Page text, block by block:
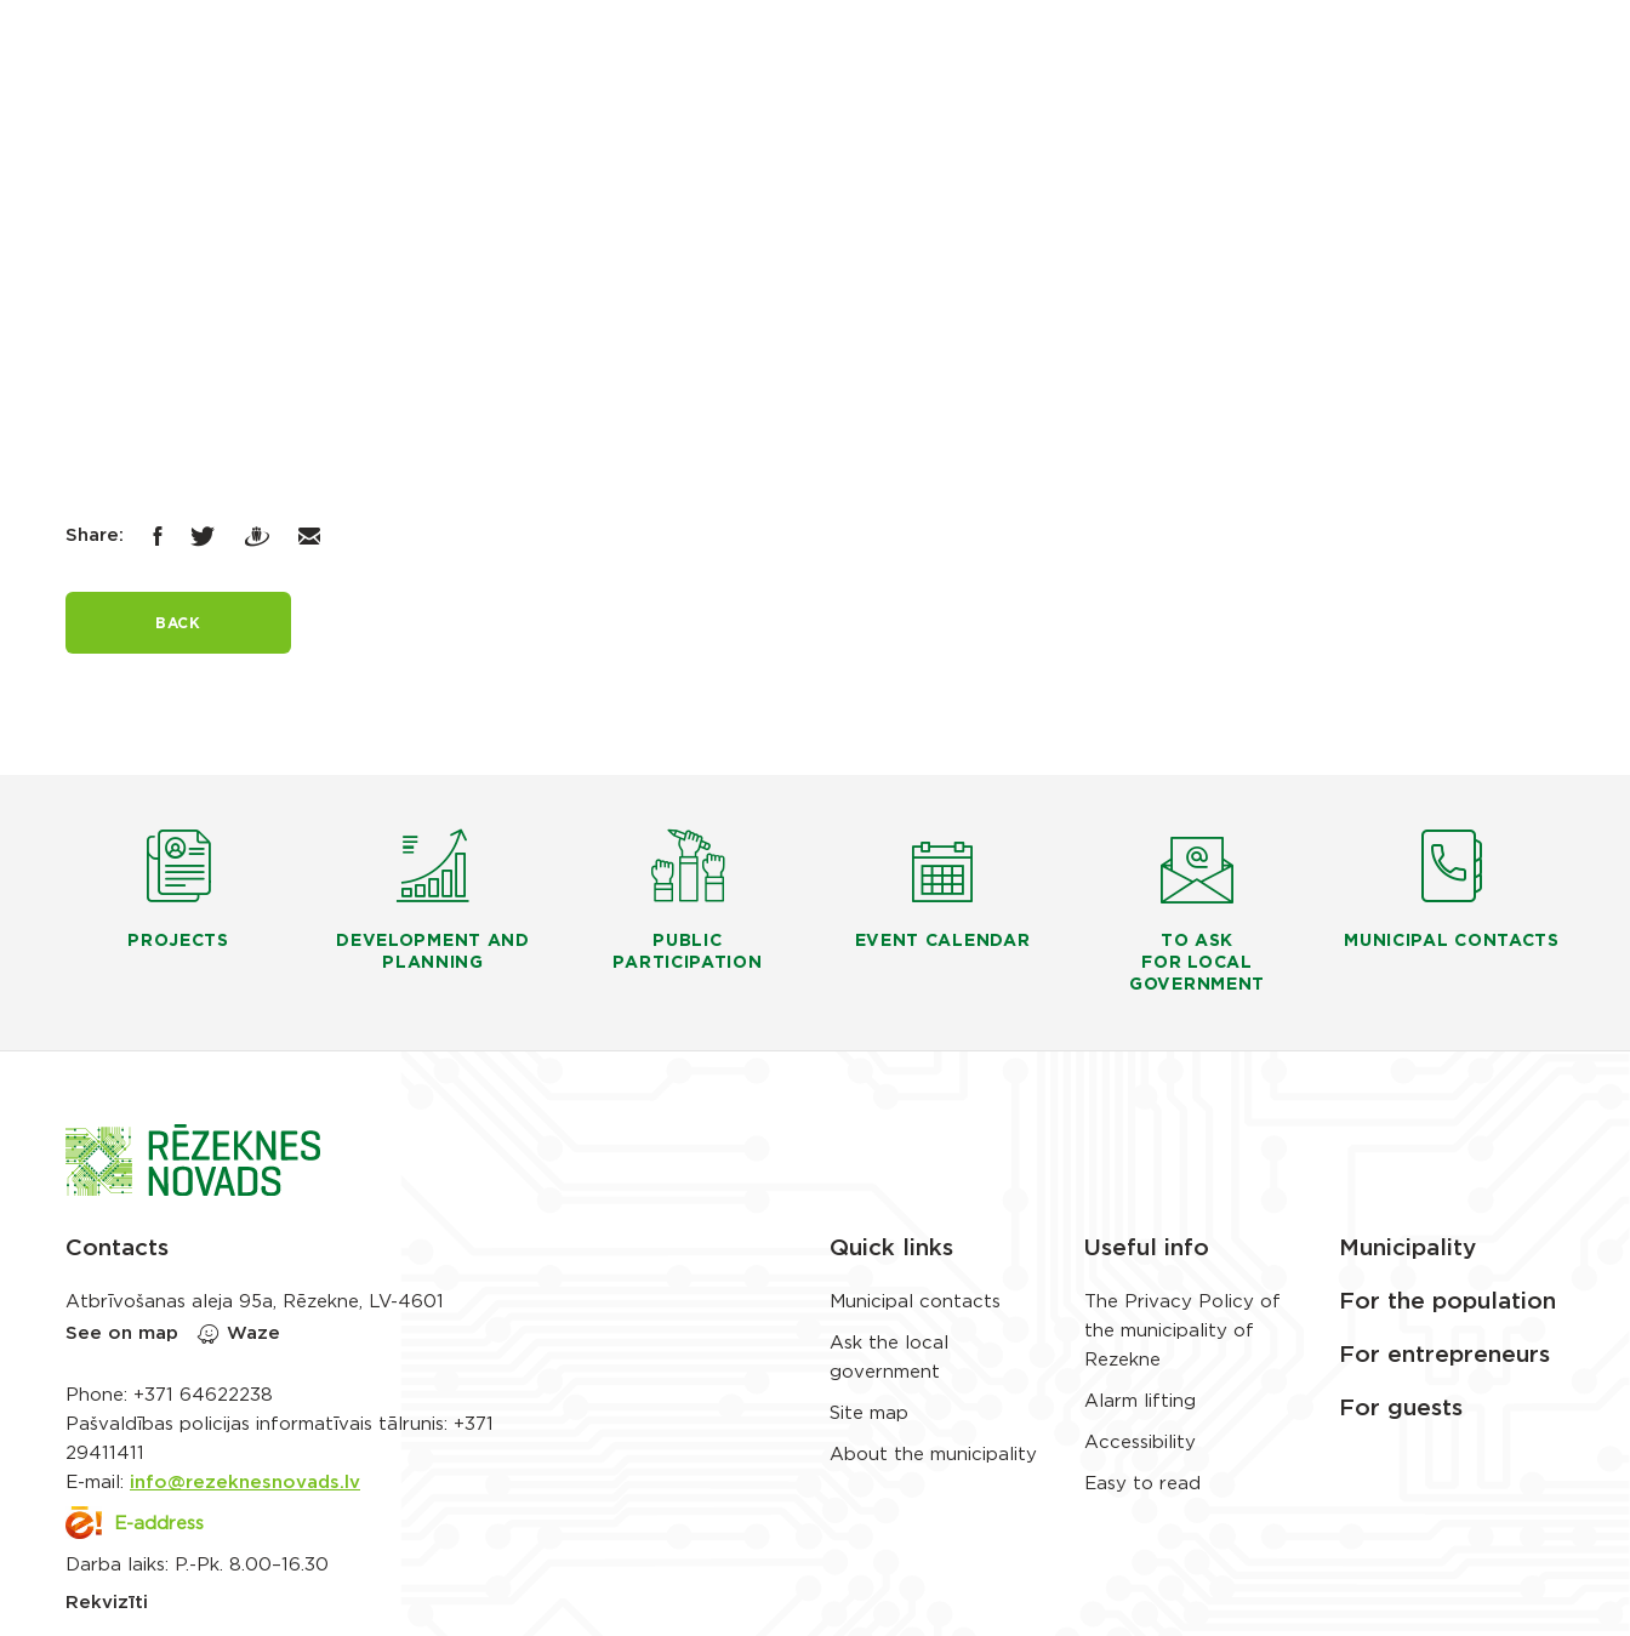
Share:
BACK
PROJECTS
DEVELOPMENT AND
PLANNING
PUBLIC
PARTICIPATION
EVENT CALENDAR
TO ASK
FOR LOCAL
GOVERNMENT
MUNICIPAL CONTACTS
Contacts
Atbrīvošanas aleja 95a, Rēzekne, LV-4601
See on map
Waze
Phone: +371 64622238
Pašvaldības policijas informatīvais tālrunis: +371
29411411
E-mail: info@rezeknesnovads.lv
E-address
Darba laiks: P.-Pk. 8.00–16.30
Rekvizīti
Quick links
Municipal contacts
Ask the local
government
Site map
About the municipality
Useful info
The Privacy Policy of
the municipality of
Rezekne
Alarm lifting
Accessibility
Easy to read
Municipality
For the population
For entrepreneurs
For guests